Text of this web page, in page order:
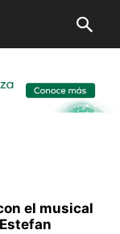
el musical